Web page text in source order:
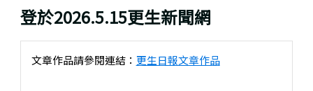
登於2026.5.15更生新聞網
文章作品請參閱連結： 更生日報文章作品